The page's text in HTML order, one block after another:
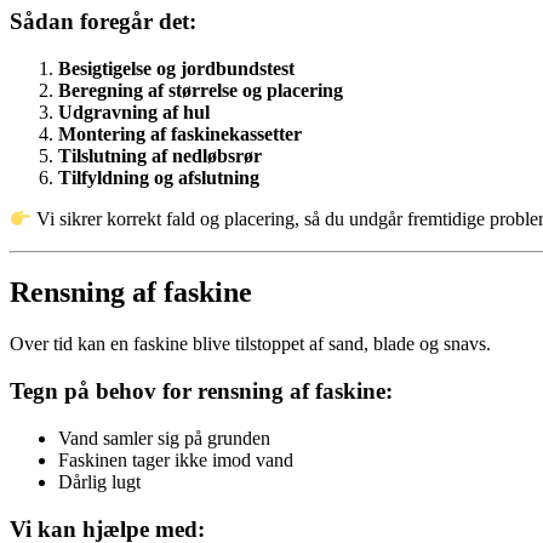
Sådan foregår det:
Besigtigelse og jordbundstest
Beregning af størrelse og placering
Udgravning af hul
Montering af faskinekassetter
Tilslutning af nedløbsrør
Tilfyldning og afslutning
Vi sikrer korrekt fald og placering, så du undgår fremtidige
Rensning af faskine
Over tid kan en faskine blive tilstoppet af sand, blade og snavs.
Tegn på behov for rensning af faskine:
Vand samler sig på grunden
Faskinen tager ikke imod vand
Dårlig lugt
Vi kan hjælpe med: